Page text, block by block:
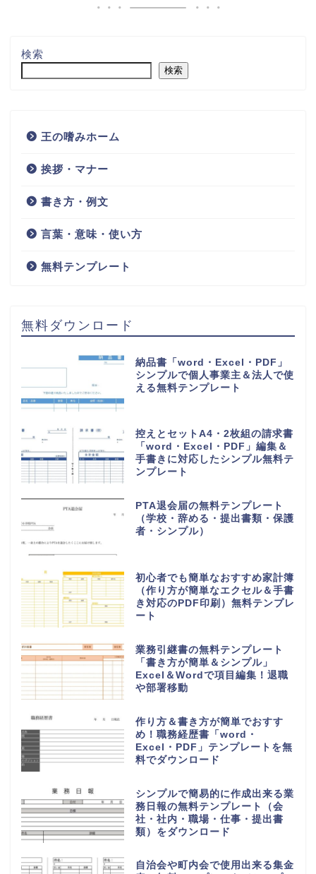
検索
検索
王の嗜みホーム
挨拶・マナー
書き方・例文
言葉・意味・使い方
無料テンプレート
無料ダウンロード
納品書「word・Excel・PDF」
シンプルで個人事業主＆法人で使
える無料テンプレート
控えとセットA4・2枚組の請求書
「word・Excel・PDF」編集＆
手書きに対応したシンプル無料テ
ンプレート
PTA退会届の無料テンプレート
（学校・辞める・提出書類・保護
者・シンプル）
初心者でも簡単なおすすめ家計簿
（作り方が簡単なエクセル＆手書
き対応のPDF印刷）無料テンプレ
ート
業務引継書の無料テンプレート
「書き方が簡単＆シンプル」
Excel＆Wordで項目編集！退職
や部署移動
作り方＆書き方が簡単でおすす
め！職務経歴書「word・
Excel・PDF」テンプレートを無
料でダウンロード
シンプルで簡易的に作成出来る業
務日報の無料テンプレート（会
社・社内・職場・仕事・提出書
類）をダウンロード
自治会や町内会で使用出来る集金